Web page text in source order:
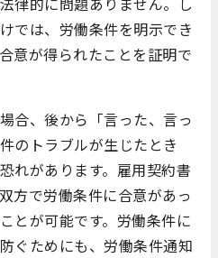
では、労働条件を明示でき
意が得られたことを証明で
合、後から「言った、言っ
のトラブルが生じたとき
れがあります。雇用契約書
方で労働条件に合意があっ
とが可能です。労働条件に
ぐためにも、労働条件通知